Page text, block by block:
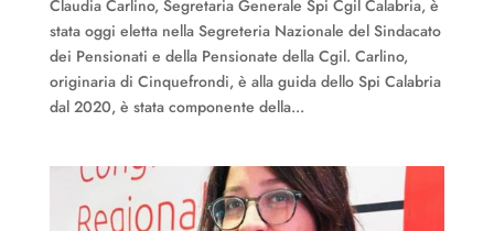
Claudia Carlino, Segretaria Generale Spi Cgil Calabria, è
stata oggi eletta nella Segreteria Nazionale del Sindacato
dei Pensionati e della Pensionate della Cgil. Carlino,
originaria di Cinquefrondi, è alla guida dello Spi Calabria
dal 2020, è stata componente della...